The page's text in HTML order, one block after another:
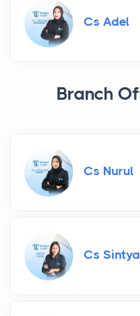
Cs Adel
Branch
Cs Nurul
Cs Sintya